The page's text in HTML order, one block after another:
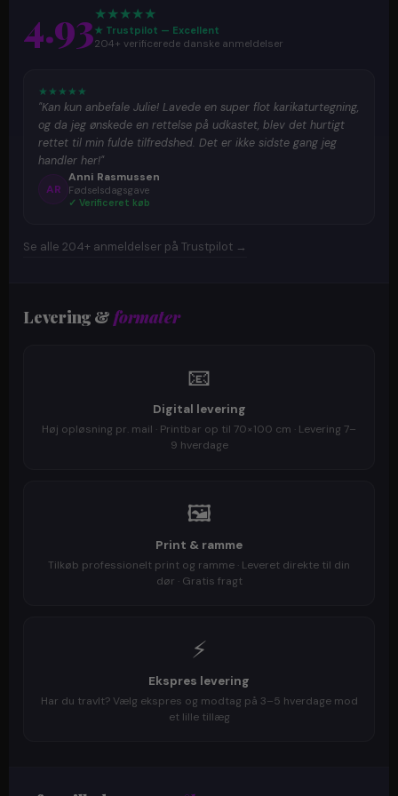
4.93★★★★★
★ Trustpilot — Excellent
204+ verificerede danske anmeldelser
★ ★ ★ ★ ★
"Kan kun anbefale Julie! Lavede en super flot karikaturtegning,
og da jeg ønskede en rettelse på udkastet, blev det hurtigt
rettet til min fulde tilfredshed. Det er ikke sidste gang jeg
handler her!"
AR
Anni Rasmussen
Fødselsdagsgave
✓ Verificeret køb
Se alle 204+ anmeldelser på Trustpilot →
Levering &formater
📧
Digital levering
Høj opløsning pr. mail · Printbar op til 70×100 cm · Levering 7–
9 hverdage
🖼️
Print & ramme
Tilkøb professionelt print og ramme · Leveret direkte til din
dør · Gratis fragt
⚡
Ekspres levering
Har du travlt? Vælg ekspres og modtag på 3–5 hverdage mod
et lille tillæg